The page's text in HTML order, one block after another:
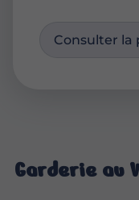
Consulter la
Garderie au